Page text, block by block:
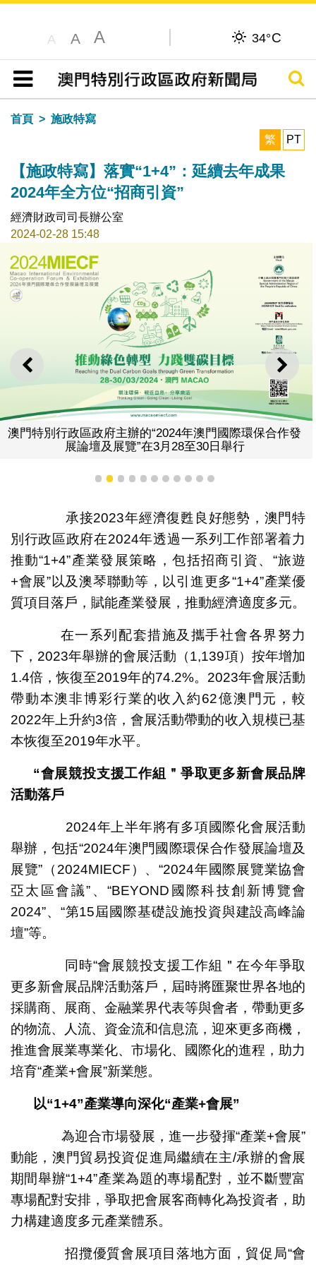
A A A 34°C
目錄
搜尋
首頁
施政特寫
繁
PT
【施政特寫】落實“1+4”：延續去年成果
2024年全方位“招商引資”
經濟財政司司長辦公室
2024-02-28 15:48
上一則 下一
澳門特別行政區政府主辦的“2024年澳門國際環保合作發
展論壇及展覽”在3月28至30日舉行
1 2 3 4 5 6 7 8 9 1011
承接2023年經濟復甦良好態勢，澳門特
別行政區政府在2024年透過一系列工作部署着力
推動“1+4”產業發展策略，包括招商引資、“旅遊
+會展”以及澳琴聯動等，以引進更多“1+4”產業優
質項目落戶，賦能產業發展，推動經濟適度多元。
在一系列配套措施及攜手社會各界努力
下，2023年舉辦的會展活動（1,139項）按年增加
1.4倍，恢復至2019年的74.2%。2023年會展活動
帶動本澳非博彩行業的收入約62億澳門元，較
2022年上升約3倍，會展活動帶動的收入規模已基
本恢復至2019年水平。
“會展競投支援工作組＂爭取更多新會展品牌
活動落戶
2024年上半年將有多項國際化會展活動
舉辦，包括“2024年澳門國際環保合作發展論壇及
展覽”（2024MIECF）、“2024年國際展覽業協會
亞太區會議”、“BEYOND國際科技創新博覽會
2024”、“第15屆國際基礎設施投資與建設高峰論
壇”等。
同時“會展競投支援工作組＂在今年爭取
更多新會展品牌活動落戶，屆時將匯聚世界各地的
採購商、展商、金融業界代表等與會者，帶動更多
的物流、人流、資金流和信息流，迎來更多商機，
推進會展業專業化、市場化、國際化的進程，助力
培育“產業+會展”新業態。
以“1+4”產業導向深化“產業+會展”
為迎合市場發展，進一步發揮“產業+會展”
動能，澳門貿易投資促進局繼續在主/承辦的會展
期間舉辦“1+4”產業為題的專場配對，並不斷豐富
專場配對安排，爭取把會展客商轉化為投資者，助
力構建適度多元產業體系。
招攬優質會展項目落地方面，貿促局“會